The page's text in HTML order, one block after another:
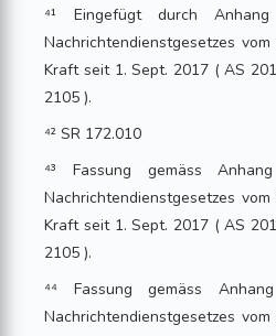
⁴¹ Eingefügt durch
Nachrichtendienstgesetzes
Kraft seit 1. Sept. 2017 ( AS
2105 ).
⁴² SR 172.010
⁴³ Fassung gemäss
Nachrichtendienstgesetzes
Kraft seit 1. Sept. 2017 ( AS
2105 ).
⁴⁴ Fassung gemäss
Nachrichtendienstgesetzes